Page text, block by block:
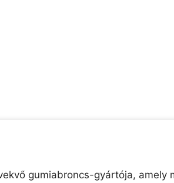
gumiabroncs-gyártója, amely